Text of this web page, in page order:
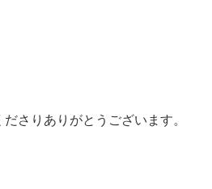
さりありがとうございます。